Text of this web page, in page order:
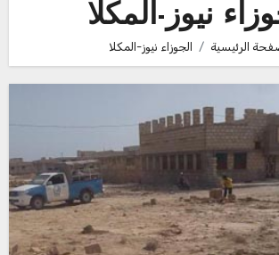
نيوز-المكلا
الرئيسية الجوزاء نيوز-المكلا